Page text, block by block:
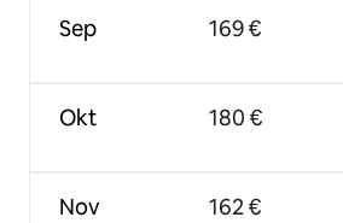
Sep
Okt
Nov
169 €
180 €
162 €